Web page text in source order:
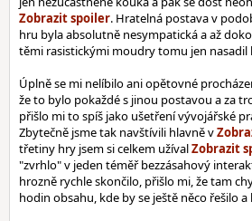
. Hratelná postava v
hru byla absolutně nesympatická a až
těmi rasistickými moudry tomu jen nasadil
Úplně se mi nelíbilo ani opětovné
že to bylo pokaždé s jinou postavou a za
přišlo mi to spíš jako ušetření vývojářské
Zbytečně jsme tak navštívili hlavně v
třetiny hry jsem si celkem užíval
"zvrhlo" v jeden téměř bezzásahový
hrozně rychle skončilo, přišlo mi, že tam
hodin obsahu, kde by se ještě něco řešilo a